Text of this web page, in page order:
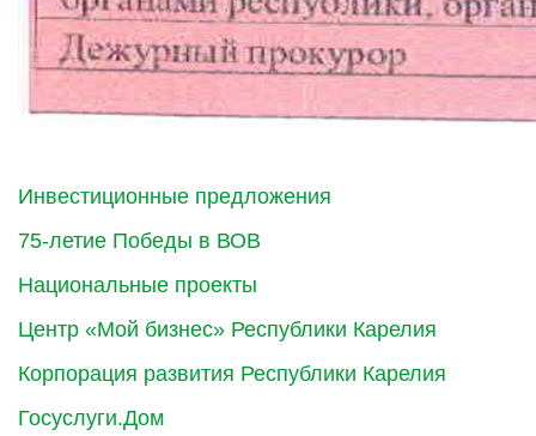
Инвестиционные предложения
75-летие Победы в ВОВ
Национальные проекты
Центр «Мой бизнес» Республики Карелия
Корпорация развития Республики Карелия
Госуслуги.Дом